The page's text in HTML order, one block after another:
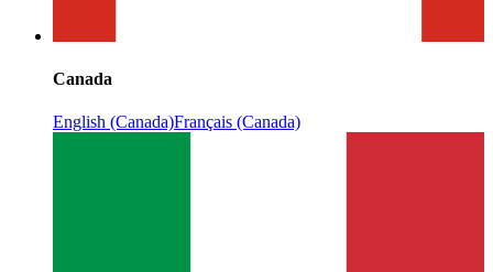
Canada
English (Canada)Français (Canada)